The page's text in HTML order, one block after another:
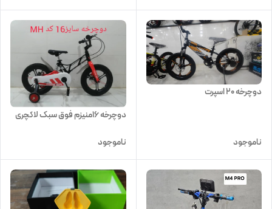
دوچرخه 20 اسپرت
ناموجود
دوچرخه 16منیزم فوق سبک لاکچری
ناموجود